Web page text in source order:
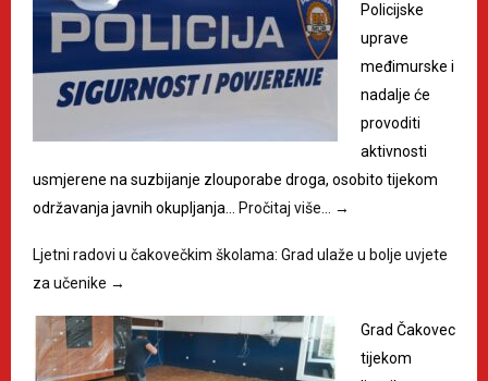
Policijske
uprave
međimurske i
nadalje će
provoditi
aktivnosti
usmjerene na suzbijanje zlouporabe droga, osobito tijekom
održavanja javnih okupljanja…
Pročitaj više… →
Ljetni radovi u čakovečkim školama: Grad ulaže u bolje uvjete
za učenike →
Grad Čakovec
tijekom